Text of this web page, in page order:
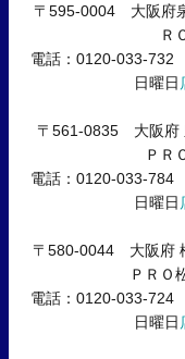
〒595-0004 大阪府
Ｒ
電話：0120-033-
日曜日
〒561-0835 大阪府
ＰＲ
電話：0120-033-
日曜日
〒580-0044 大阪府
ＰＲＯ
電話：0120-033-
日曜日